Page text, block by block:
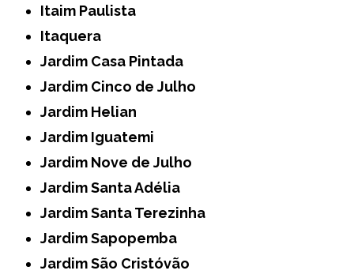
Itaim Paulista
Itaquera
Jardim Casa Pintada
Jardim Cinco de Julho
Jardim Helian
Jardim Iguatemi
Jardim Nove de Julho
Jardim Santa Adélia
Jardim Santa Terezinha
Jardim Sapopemba
Jardim São Cristóvão